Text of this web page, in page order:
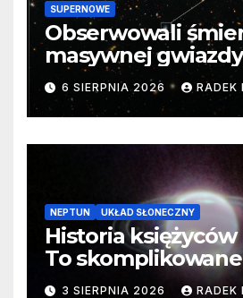
SUPERNOWE
Obserwowali
masywnej
samego początku.
cenne dane
6 SIERPNIA 2026 RADEK
NEPTUN UKŁAD SŁONECZNY
Historia
To skomplikowane
3 SIERPNIA 2026 RADEK